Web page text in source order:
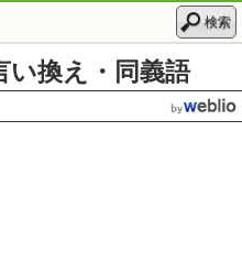
検索
い換え・同義語